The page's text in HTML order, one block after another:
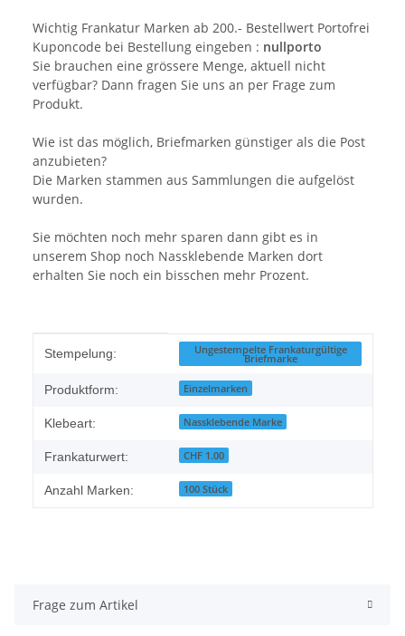
Wichtig Frankatur Marken ab 200.- Bestellwert Portofrei
Kuponcode bei Bestellung eingeben : nullporto
Sie brauchen eine grössere Menge, aktuell nicht
verfügbar? Dann fragen Sie uns an per Frage zum
Produkt.
Wie ist das möglich, Briefmarken günstiger als die Post
anzubieten?
Die Marken stammen aus Sammlungen die aufgelöst
wurden.
Sie möchten noch mehr sparen dann gibt es in
unserem Shop noch Nassklebende Marken dort
erhalten Sie noch ein bisschen mehr Prozent.
Produkteigenschaft
Wert
Stempelung: Ungestempelte Frankaturgültige
Briefmarke
Produktform: Einzelmarken
Klebeart: Nassklebende Marke
Frankaturwert: CHF 1.00
Anzahl Marken: 100 Stück
Frage zum Artikel